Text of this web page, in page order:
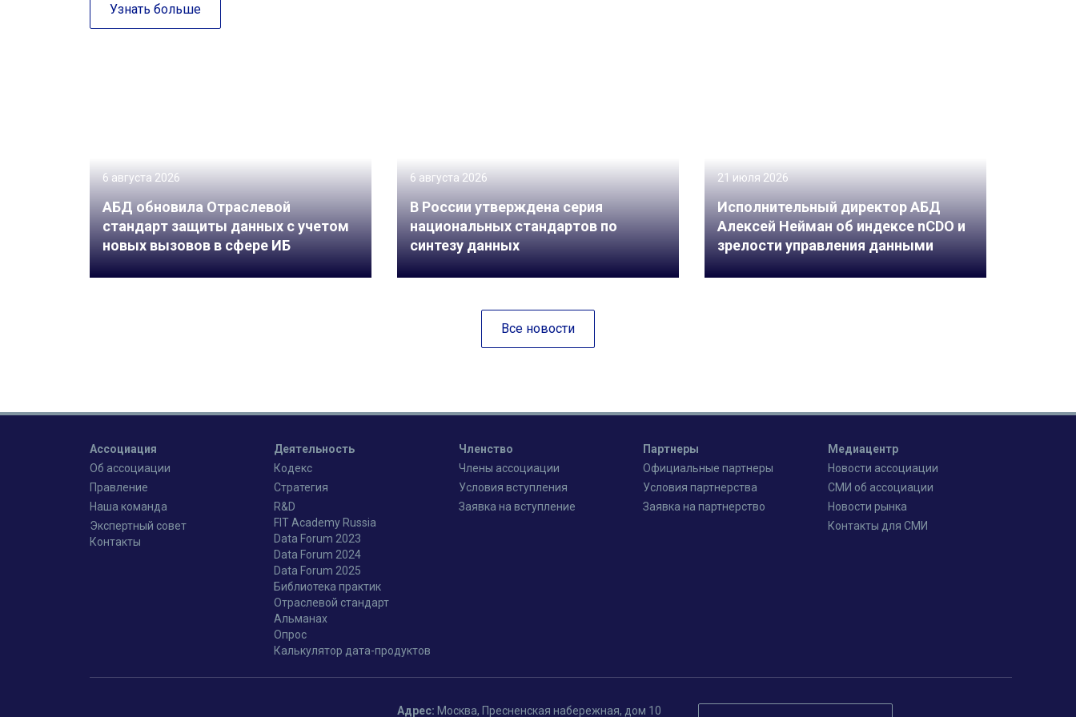
Узнать больше
6 августа 2026
АБД обновила Отраслевой
стандарт защиты данных с учетом
новых вызовов в сфере ИБ
6 августа 2026
В России утверждена серия
национальных стандартов по
синтезу данных
21 июля 2026
Исполнительный директор АБД
Алексей Нейман об индексе nCDO и
зрелости управления данными
Все новости
Ассоциация
Об ассоциации
Правление
Наша команда
Экспертный совет
Контакты
Деятельность
Кодекс
Стратегия
R&D
FIT Academy Russia
Data Forum 2023
Data Forum 2024
Data Forum 2025
Библиотека практик
Отраслевой стандарт
Альманах
Опрос
Калькулятор дата-продуктов
Членство
Члены ассоциации
Условия вступления
Заявка на вступление
Партнеры
Официальные партнеры
Условия партнерства
Заявка на партнерство
Медиацентр
Новости ассоциации
СМИ об ассоциации
Новости рынка
Контакты для СМИ
Адрес: Москва, Пресненская набережная, дом 10